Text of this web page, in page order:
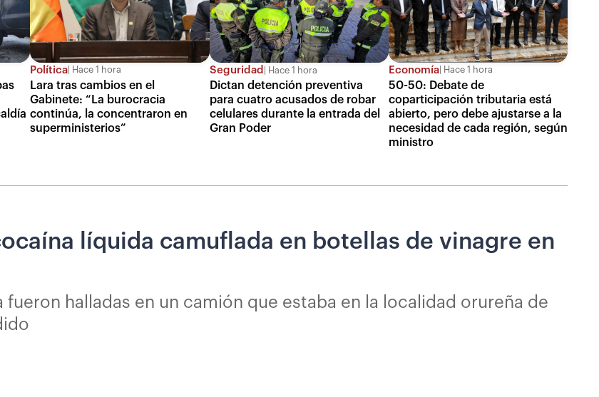
Política Hace 1 hora
Lara tras cambios en el
Gabinete: “La burocracia
continúa, la concentraron en
superministerios”
Seguridad Hace 1 hora
Dictan detención preventiva
para cuatro acusados de robar
celulares durante la entrada del
Gran Poder
Economía Hace 1 hora
50-50: Debate de
coparticipación tributaria está
abierto, pero debe ajustarse a la
necesidad de cada región, según
ministro
líquida camuflada en botellas de vinagre en
halladas en un camión que estaba en la localidad orureña de